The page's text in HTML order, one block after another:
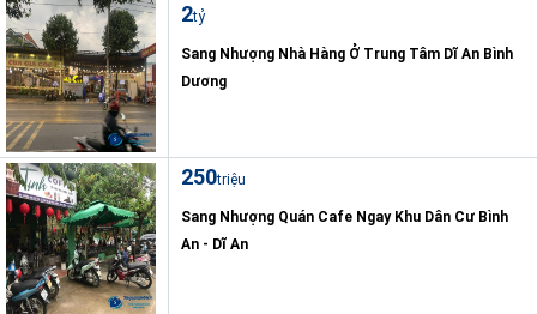
2tỷ
Sang Nhượng Nhà Hàng Ở Trung Tâm Dĩ An Bình
Dương
250triệu
Sang Nhượng Quán Cafe Ngay Khu Dân Cư Bình
An - Dĩ An